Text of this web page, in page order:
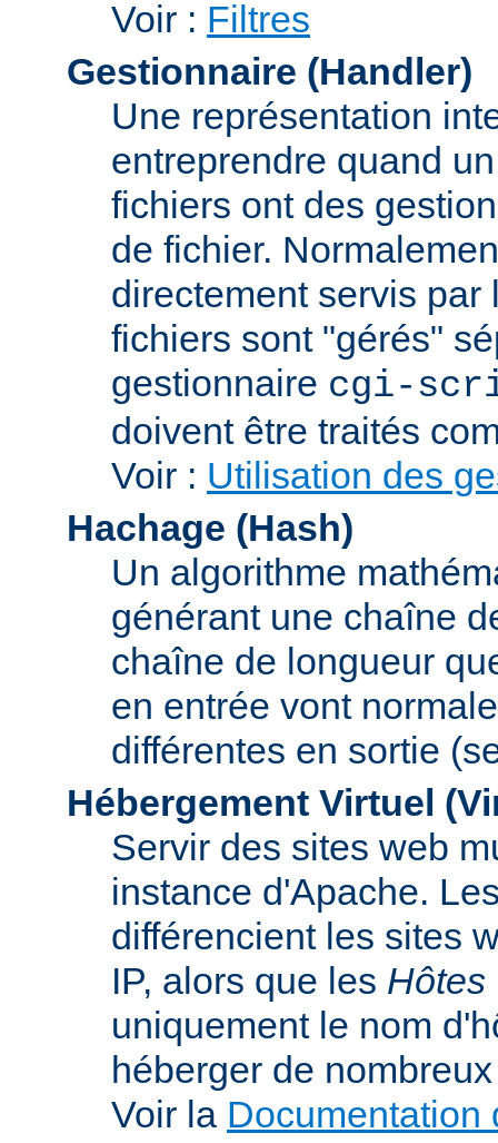
Voir : Filtres
Gestionnaire (Handler)
Une représentation
entreprendre quand
fichiers ont des
de fichier.
directement servis par
fichiers sont "gérés"
gestionnaire cgi-
doivent être traités
Voir : Utilisation des
Hachage (Hash)
Un algorithme
générant une chaîne
chaîne de longueur
en entrée vont
différentes en sortie
Hébergement Virtuel
Servir des sites web
instance d'Apache.
différencient les sites
IP, alors que les Hôtes
uniquement le nom
héberger de
Voir la Documentation